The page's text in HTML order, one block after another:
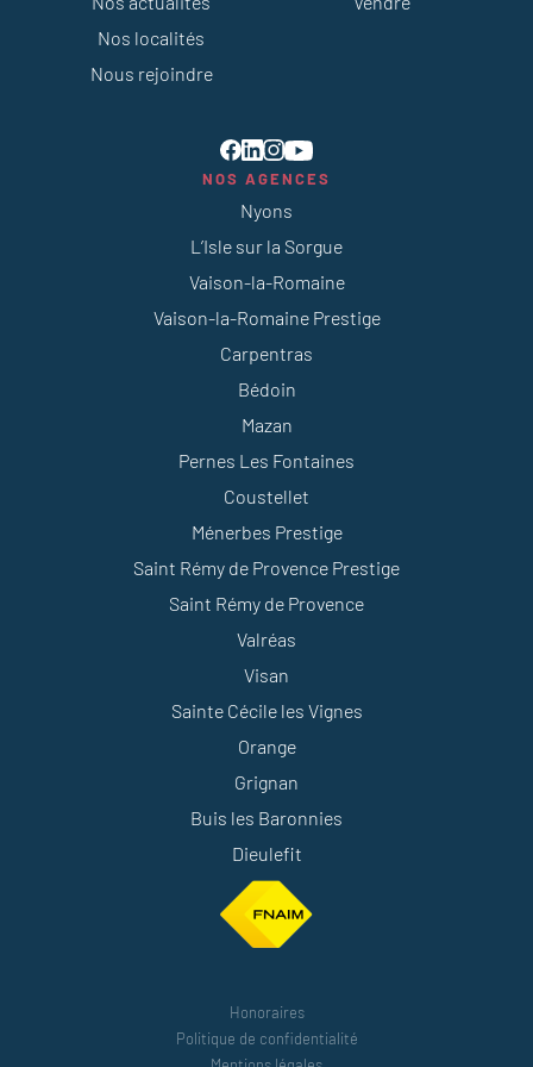
Nos localités
Nous rejoindre
NOS AGENCES
Nyons
L’Isle sur la Sorgue
Vaison-la-Romaine
Vaison-la-Romaine Prestige
Carpentras
Bédoin
Mazan
Pernes Les Fontaines
Coustellet
Ménerbes Prestige
Saint Rémy de Provence Prestige
Saint Rémy de Provence
Valréas
Visan
Sainte Cécile les Vignes
Orange
Grignan
Buis les Baronnies
Dieulefit
Honoraires
Politique de confidentialité